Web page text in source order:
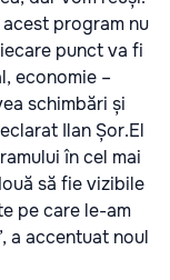
program nu
punct va fi
economie –
schimbări și
Ilan Șor.El
în cel mai
să fie vizibile
pe care le-am
a accentuat noul